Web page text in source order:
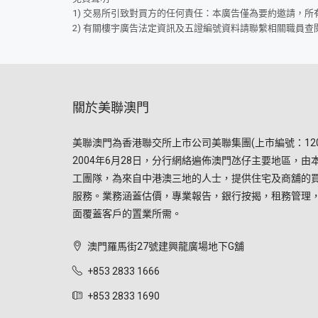
1) 交易所引致對買方的任何責任：本廣告僅為要約邀請，
2) 有關樓宇廣告法定資訊及五證編號資料請聯繫相關職員查
關於美聯澳門
美聯澳門為香港聯交所上市公司美聯集團(上市編號：
2004年6月28日，分行網絡遍佈澳門氹仔主要地區，由
工團隊，為來自中港澳三地的人士，提供住宅及商舖的
服務。業務涵蓋估價，專業報告，銀行按揭，租務管理
面覆蓋客戶的置業所需。
澳門羅馬街27號建興龍廣場地下G舖
+853 2833 1666
+853 2833 1690